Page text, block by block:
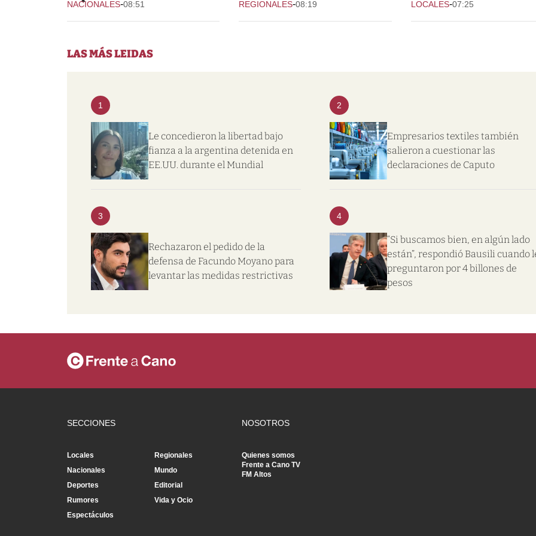
NACIONALES-08:51 REGIONALES-08:19 LOCALES-07:25
LAS MÁS LEIDAS
1
Le concedieron la libertad bajo
fianza a la argentina detenida en
EE.UU. durante el Mundial
2
Empresarios textiles también
salieron a cuestionar las
declaraciones de Caputo
3
Rechazaron el pedido de la
defensa de Facundo Moyano para
levantar las medidas restrictivas
4
“Si buscamos bien, en algún lado
están”, respondió Bausili cuando
preguntaron por 4 billones de
pesos
SECCIONES
Locales
Regionales
Nacionales
Mundo
Deportes
Editorial
Rumores
Vida y Ocio
Espectáculos
NOSOTROS
Quienes somos
Frente a Cano TV
FM Altos